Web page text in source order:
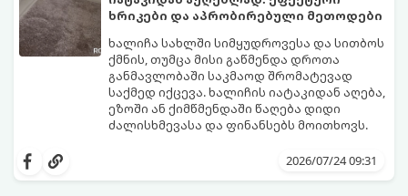
გთავაზობთ 10 საუკეთესო და
ხელმისაწვდომ მეთოდს:
ხრიკები და აპრობირებული მეთოდები
ხალიჩა სახლში სიმყუდროვესა და სითბოს
ქმნის, თუმცა მისი გაწმენდა დროთა
განმავლობაში საკმაოდ შრომატევად
საქმედ იქცევა. ხალიჩის იატაკიდან აღება,
ეზოში ან ქიმწმენდაში წაღება დიდი
ძალისხმევასა და ფინანსებს მოითხოვს.
ეფექტური, ბიუჯეტური და აპრობირებული
2026/07/24 09:31